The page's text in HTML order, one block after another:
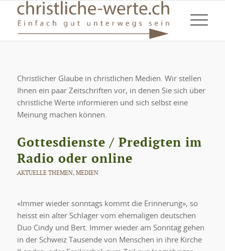
Christlicher Glaube in christlichen Medien. Wir stellen
Ihnen ein paar Zeitschriften vor, in denen Sie sich über
christliche Werte informieren und sich selbst eine
Meinung machen können.
Gottesdienste / Predigten im
Radio oder online
AKTUELLE THEMEN, MEDIEN
«Immer wieder sonntags kommt die Erinnerung», so
heisst ein alter Schlager vom ehemaligen deutschen
Duo Cindy und Bert. Immer wieder am Sonntag gehen
in der Schweiz Tausende von Menschen in ihre Kirche